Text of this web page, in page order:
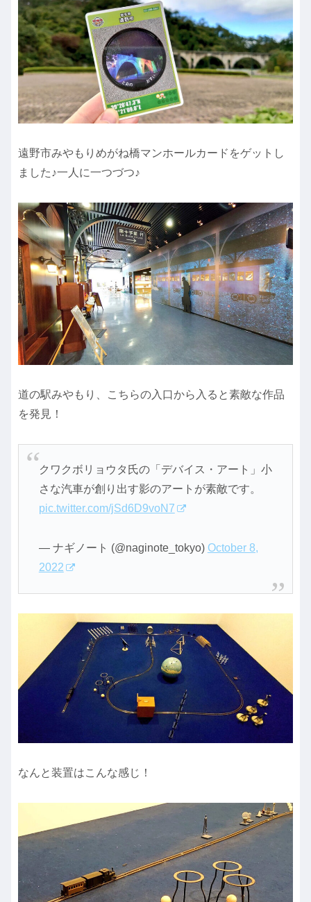
遠野市みやもりめがね橋マンホールカードをゲットし
ました♪一人に一つづつ♪
道の駅みやもり、こちらの入口から入ると素敵な作品
を発見！
クワクボリョウタ氏の「デバイス・アート」小
さな汽車が創り出す影のアートが素敵です。
pic.twitter.com/jSd6D9voN7
— ナギノート (@naginote_tokyo) October 8,
2022
なんと装置はこんな感じ！